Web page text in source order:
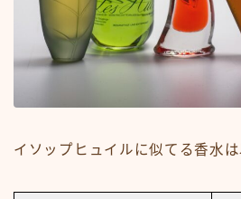
イソップヒュイルに似てる香水は